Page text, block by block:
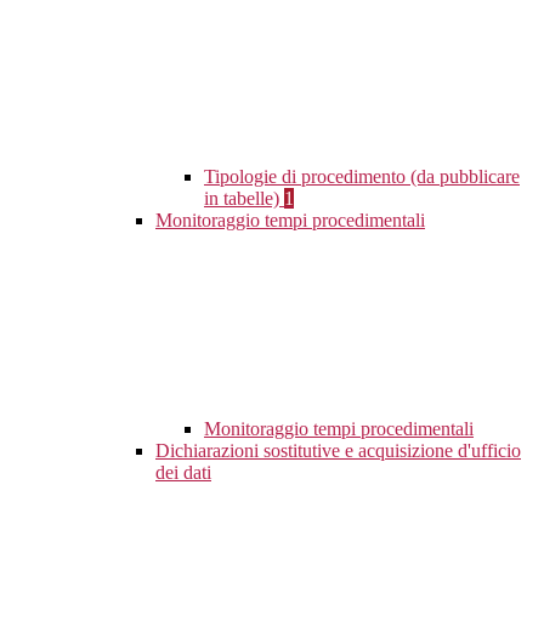
Tipologie di procedimento (da pubblicare
in tabelle) 1
Monitoraggio tempi procedimentali
Monitoraggio tempi procedimentali
Dichiarazioni sostitutive e acquisizione d'ufficio
dei dati